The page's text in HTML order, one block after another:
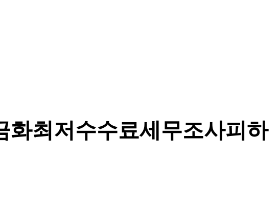
화최저수수료세무조사피하